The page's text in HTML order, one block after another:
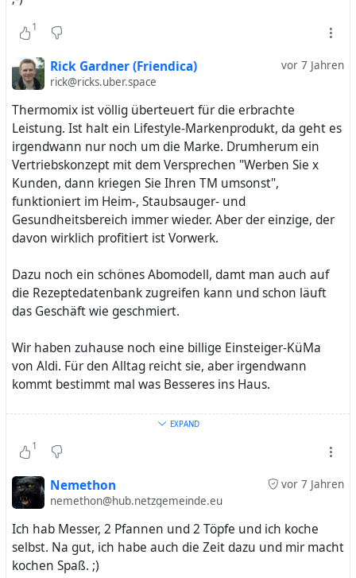
1
vor 7 Jahren
Rick Gardner (Friendica)
rick@ricks.uber.space
Thermomix ist völlig überteuert für die erbrachte
Leistung. Ist halt ein Lifestyle-Markenprodukt, da geht es
irgendwann nur noch um die Marke. Drumherum ein
Vertriebskonzept mit dem Versprechen "Werben Sie x
Kunden, dann kriegen Sie Ihren TM umsonst",
funktioniert im Heim-, Staubsauger- und
Gesundheitsbereich immer wieder. Aber der einzige, der
davon wirklich profitiert ist Vorwerk.
Dazu noch ein schönes Abomodell, damt man auch auf
die Rezeptedatenbank zugreifen kann und schon läuft
das Geschäft wie geschmiert.
Wir haben zuhause noch eine billige Einsteiger-KüMa
von Aldi. Für den Alltag reicht sie, aber irgendwann
kommt bestimmt mal was Besseres ins Haus.
Mit Maggi und Knorr habe ich mir Kochen beigebracht,
erstmal genau nach Tütenvorgabe, dann irgendwann die
Gewürze aus den Zutatenlisten gekauft, dann auf
schwierigere Rezepte umgestiegen und heute nur noch
verächtliches Kopfschütteln übrig für alle Fertig-Instant-
Gerichte. Manchmal gehe ich nostaligisch durch die
Instant-Regale, aber man schraubt sich ja auch keine
Stützräder mehr ans Fahrrad
EXPAND
1
vor 7 Jahren
Nemethon
nemethon@hub.netzgemeinde.eu
Ich hab Messer, 2 Pfannen und 2 Töpfe und ich koche
selbst. Na gut, ich habe auch die Zeit dazu und mir macht
kochen Spaß. ;)